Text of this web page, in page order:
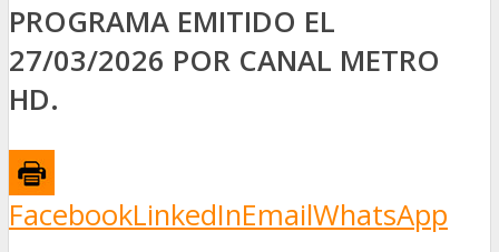
PROGRAMA EMITIDO EL
27/03/2026 POR CANAL METRO
HD.
FacebookLinkedInEmailWhatsApp